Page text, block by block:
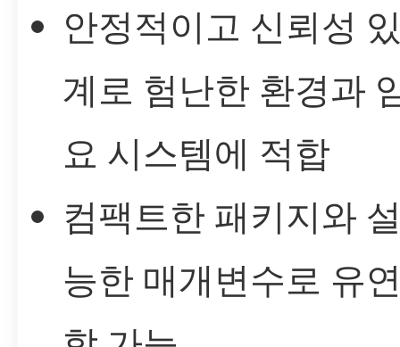
안정적이고 신뢰성
계로 험난한 환경과
요 시스템에 적합
컴팩트한 패키지와
능한 매개변수로 유